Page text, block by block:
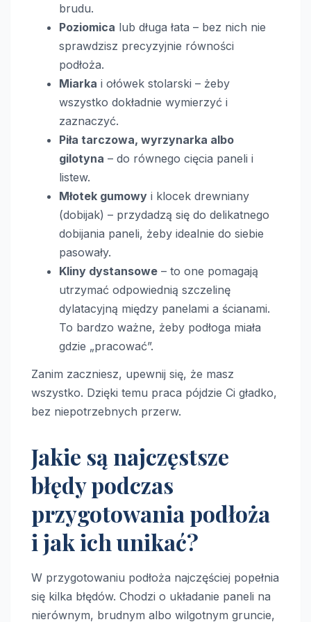
brudu.
Poziomica lub długa łata – bez nich nie
sprawdzisz precyzyjnie równości
podłoża.
Miarka i ołówek stolarski – żeby
wszystko dokładnie wymierzyć i
zaznaczyć.
Piła tarczowa, wyrzynarka albo
gilotyna – do równego cięcia paneli i
listew.
Młotek gumowy i klocek drewniany
(dobijak) – przydadzą się do delikatnego
dobijania paneli, żeby idealnie do siebie
pasowały.
Kliny dystansowe – to one pomagają
utrzymać odpowiednią szczelinę
dylatacyjną między panelami a ścianami.
To bardzo ważne, żeby podłoga miała
gdzie „pracować”.
Zanim zaczniesz, upewnij się, że masz
wszystko. Dzięki temu praca pójdzie Ci gładko,
bez niepotrzebnych przerw.
Jakie są najczęstsze
błędy podczas
przygotowania podłoża
i jak ich unikać?
W przygotowaniu podłoża najczęściej popełnia
się kilka błędów. Chodzi o układanie paneli na
nierównym, brudnym albo wilgotnym gruncie,